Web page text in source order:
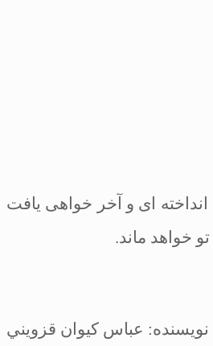
‏اى و آخر خواهى يافت
خواهد ماند.
نویسنده: عباس كيوان قزويني